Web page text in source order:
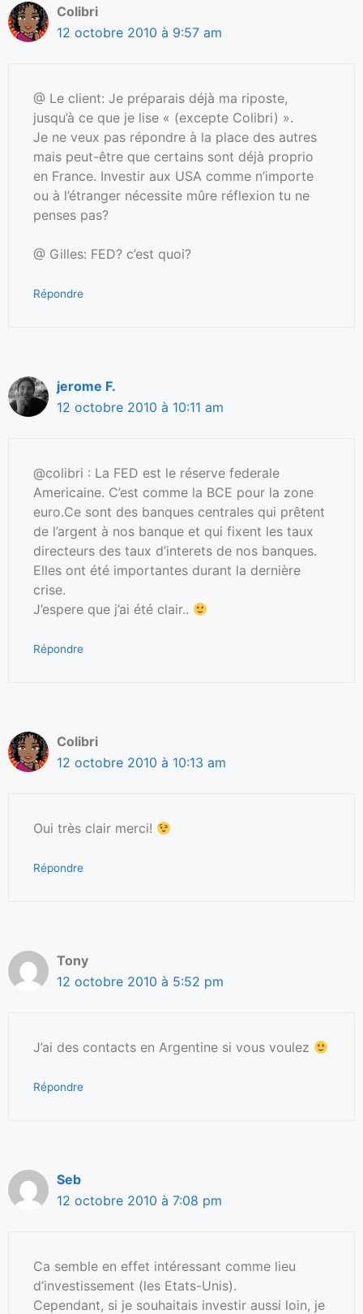
Colibri
12 octobre 2010 à 9:57 am
@ Le client: Je préparais déjà ma riposte,
jusqu’à ce que je lise « (excepte Colibri) ».
Je ne veux pas répondre à la place des autres
mais peut-être que certains sont déjà proprio
en France. Investir aux USA comme n’importe
ou à l’étranger nécessite mûre réflexion tu ne
penses pas?
@ Gilles: FED? c’est quoi?
Répondre
jerome F.
12 octobre 2010 à 10:11 am
@colibri : La FED est le réserve federale
Americaine. C’est comme la BCE pour la zone
euro.Ce sont des banques centrales qui prêtent
de l’argent à nos banque et qui fixent les taux
directeurs des taux d’interets de nos banques.
Elles ont été importantes durant la dernière
crise.
J’espere que j’ai été clair..
Répondre
Colibri
12 octobre 2010 à 10:13 am
Oui très clair merci!
Répondre
Tony
12 octobre 2010 à 5:52 pm
J’ai des contacts en Argentine si vous voulez
Répondre
Seb
12 octobre 2010 à 7:08 pm
Ca semble en effet intéressant comme lieu
d’investissement (les Etats-Unis).
Cependant, si je souhaitais investir aussi loin, je